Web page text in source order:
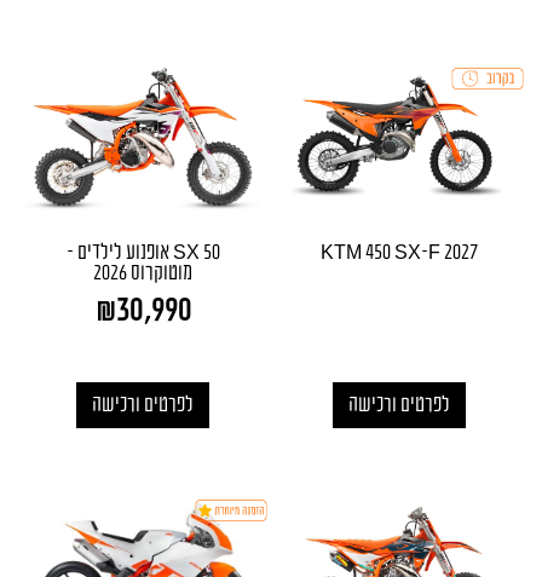
KTM 450 SX-F 2027
לפרטים ורכישה
50 SX אופנוע לילדים –
מוטוקרוס 2026
₪30,990
לפרטים ורכישה